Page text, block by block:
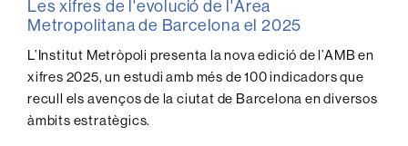
Les xifres de l'evolució de l'Àrea
Metropolitana de Barcelona el 2025
L’Institut Metròpoli presenta la nova edició de l’AMB en
xifres 2025, un estudi amb més de 100 indicadors que
recull els avenços de la ciutat de Barcelona en diversos
àmbits estratègics.